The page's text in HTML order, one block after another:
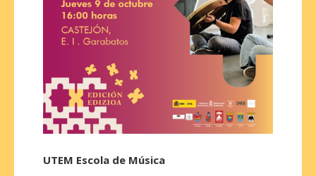
UTEM Escola de Música